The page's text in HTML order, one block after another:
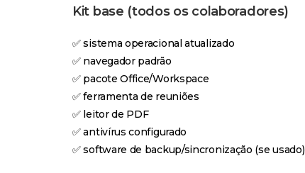
Kit base (todos os colaboradores)
✅ sistema operacional atualizado
✅ navegador padrão
✅ pacote Office/Workspace
✅ ferramenta de reuniões
✅ leitor de PDF
✅ antivírus configurado
✅ software de backup/sincronização (se usado)